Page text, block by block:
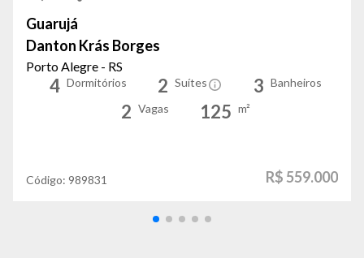
Guarujá
Danton Krás Borges
Porto Alegre - RS
4 Dormitórios 2 Suítes 3 Banheiros
2 Vagas 125 m²
Código: 989831 R$ 559.000